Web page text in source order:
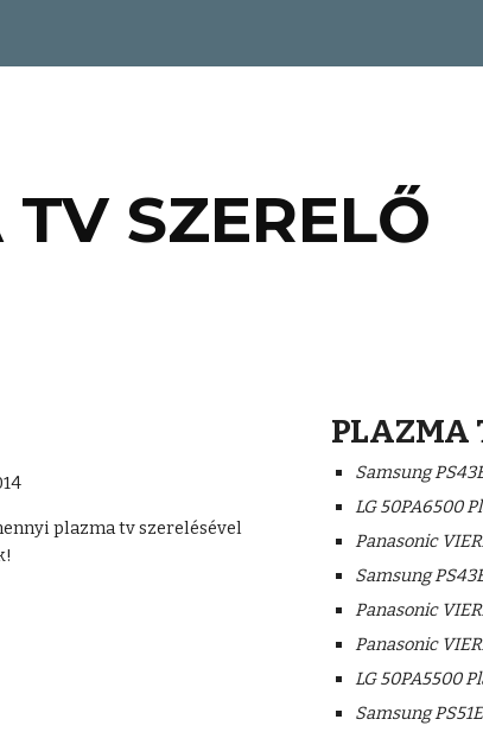
SZERELŐ
plazma tv szerelésével
PLAZMA
Samsung
LG 50PA6500
Panasonic
Samsung
Panasonic
Panasonic
LG 50PA5500
Samsung